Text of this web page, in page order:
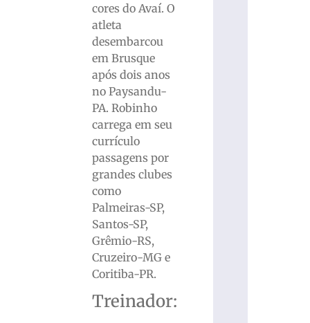
cores do Avaí. O
atleta
desembarcou
em Brusque
após dois anos
no Paysandu-
PA. Robinho
carrega em seu
currículo
passagens por
grandes clubes
como
Palmeiras-SP,
Santos-SP,
Grêmio-RS,
Cruzeiro-MG e
Coritiba-PR.
Treinador: